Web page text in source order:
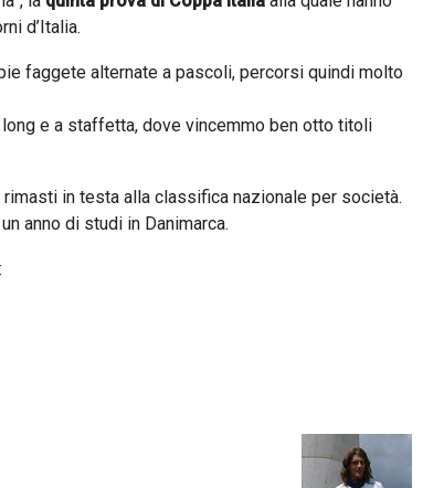
d’Italia.
faggete alternate a pascoli, percorsi quindi molto
e a staffetta, dove vincemmo ben otto titoli
in testa alla classifica nazionale per società.
anno di studi in Danimarca.